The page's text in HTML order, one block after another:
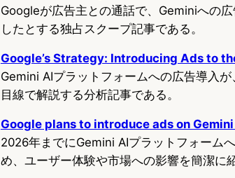
Googleが広告主との通話で、Geminiへの
したとする独占スクープ記事である。
Google’s Strategy: Introducing Ads to
Gemini AIプラットフォームへの広告導入
目線で解説する分析記事である。
Google plans to introduce ads on
2026年までにGemini AIプラットフォーム
め、ユーザー体験や市場への影響を簡潔に